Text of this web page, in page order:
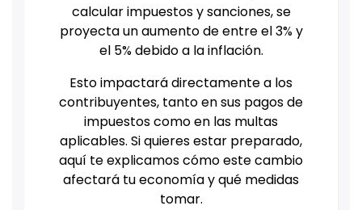
calcular impuestos y sanciones, se
proyecta un aumento de entre el 3% y
el 5% debido a la inflación.
Esto impactará directamente a los
contribuyentes, tanto en sus pagos de
impuestos como en las multas
aplicables. Si quieres estar preparado,
aquí te explicamos cómo este cambio
afectará tu economía y qué medidas
tomar.